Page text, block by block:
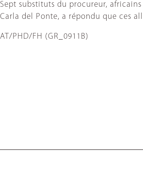
Sept substituts du procureur,
Carla del Ponte, a répondu que ces
AT/PHD/FH (GR_0911B)